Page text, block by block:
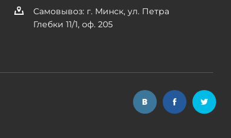
Самовывоз: г. Минск, ул. Петра
Глебки 11/1, оф. 205